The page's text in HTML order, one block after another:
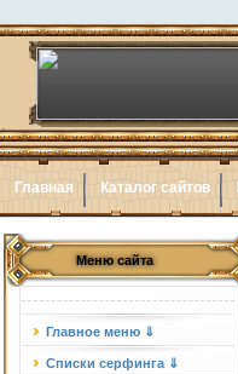
Главная Каталог сайтов
Меню сайта
Главное меню ⇓
Списки серфинга ⇓